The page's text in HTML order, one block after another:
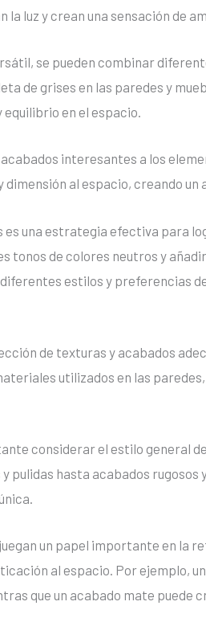
la luz y crean una sensación de
se pueden combinar
de grises en las paredes y
equilibrio en el espacio.
interesantes a los
al espacio, creando un
es una estrategia efectiva para
tonos de colores neutros y
estilos y preferencias
de texturas y acabados
utilizados en las
considerar el estilo general
pulidas hasta acabados
un papel importante en la
al espacio. Por ejemplo,
que un acabado mate puede